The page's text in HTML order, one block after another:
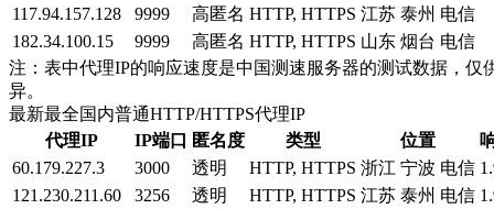
117.94.157.128
9999 高匿名 HTTP, HTTPS 江苏 泰州 电信
182.34.100.15
9999 高匿名 HTTP, HTTPS 山东 烟台 电信
注：表中代理IP的响应速度是中国测速服务器的测试数据，
异。
最新最全国内普通HTTP/HTTPS代理IP
代理IP
IP端口 匿名度 类型 位置
60.179.227.3
3000 透明 HTTP, HTTPS 浙江 宁波 电信
121.230.211.60
3256 透明 HTTP, HTTPS 江苏 泰州 电信